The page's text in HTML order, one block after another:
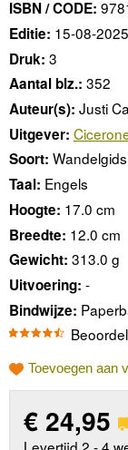
ISBN / CODE:
Editie: 15-08-2025
Druk: 3
Aantal blz.: 352
Auteur(s): Justi
Uitgever:
Soort: Wandelgids
Taal: Engels
Hoogte: 17.0 cm
Breedte: 12.0 cm
Gewicht: 313.0 g
Uitvoering: -
Bindwijze:
Toevoegen aan
€ 24,95